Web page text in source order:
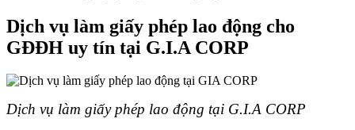
Dịch vụ làm giấy phép lao động cho
GĐĐH uy tín tại G.I.A CORP
Dịch vụ làm giấy phép lao động tại G.I.A CORP